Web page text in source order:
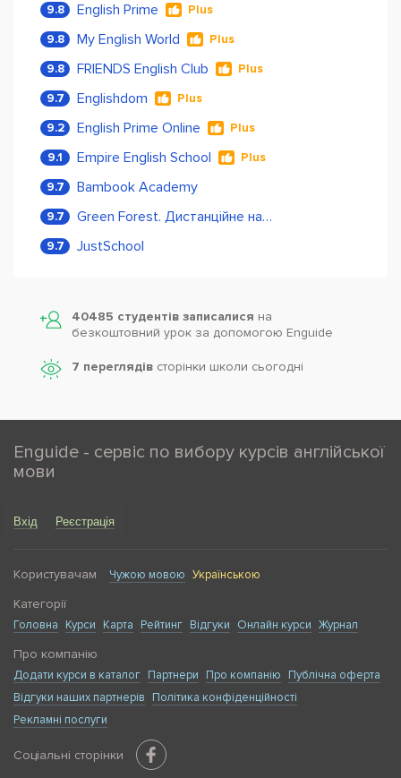
9.8 English Prime Plus
9.8 My English World Plus
9.8 FRIENDS English Club Plus
9.7 Englishdom Plus
9.2 English Prime Online Plus
9.1 Empire English School Plus
9.7 Bambook Academy
9.7 Green Forest. Дистанційне навчання
9.7 JustSchool
40485 студентів записалися на
безкоштовний урок за допомогою Enguide
7 переглядів сторінки школи cьогодні
Enguide - сервіс по вибору курсів англійської
мови
Вхід Реєстрація
Користувачам Чужою мовою Українською
Категорії
Головна Курси Карта Рейтинг Відгуки Онлайн курси Журнал
Про компанію
Додати курси в каталог Партнери Про компанію
Публічна оферта
Відгуки наших партнерів
Політика конфіденційності
Рекламні послуги
Соціальні сторінки